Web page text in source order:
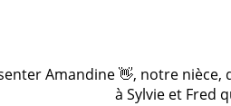
Amandine 👋, notre
à Sylvie et Fred